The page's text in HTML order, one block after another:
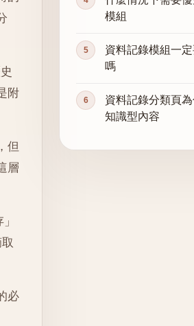
附
但
層
必
模組
資料記錄模組一
嗎
資料記錄分類頁
知識型內容